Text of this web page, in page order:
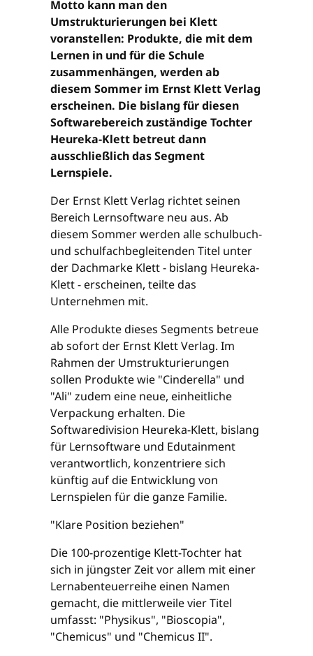
Motto kann man den
Umstrukturierungen bei Klett
voranstellen: Produkte, die mit dem
Lernen in und für die Schule
zusammenhängen, werden ab
diesem Sommer im Ernst Klett Verlag
erscheinen. Die bislang für diesen
Softwarebereich zuständige Tochter
Heureka-Klett betreut dann
ausschließlich das Segment
Lernspiele.
Der Ernst Klett Verlag richtet seinen
Bereich Lernsoftware neu aus. Ab
diesem Sommer werden alle schulbuch-
und schulfachbegleitenden Titel unter
der Dachmarke Klett - bislang Heureka-
Klett - erscheinen, teilte das
Unternehmen mit.
Alle Produkte dieses Segments betreue
ab sofort der Ernst Klett Verlag. Im
Rahmen der Umstrukturierungen
sollen Produkte wie "Cinderella" und
"Ali" zudem eine neue, einheitliche
Verpackung erhalten. Die
Softwaredivision Heureka-Klett, bislang
für Lernsoftware und Edutainment
verantwortlich, konzentriere sich
künftig auf die Entwicklung von
Lernspielen für die ganze Familie.
"Klare Position beziehen"
Die 100-prozentige Klett-Tochter hat
sich in jüngster Zeit vor allem mit einer
Lernabenteuerreihe einen Namen
gemacht, die mittlerweile vier Titel
umfasst: "Physikus", "Bioscopia",
"Chemicus" und "Chemicus II".